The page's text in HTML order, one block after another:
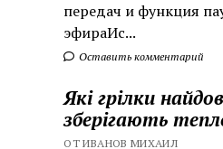
передач и функция
эфираИс...
Оставить комментарий
Які грілки
зберігають
ОТ ИВАНОВ МИХАИЛ